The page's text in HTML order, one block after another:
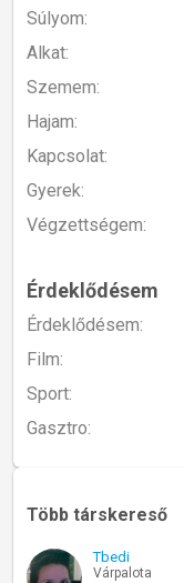
Súlyom:
Alkat:
Szemem:
Hajam:
Kapcsolat:
Gyerek:
Végzettségem:
Érdeklődésem
Érdeklődésem:
Film:
Sport:
Gasztro:
Több társkereső
Tbedi
Várpalota